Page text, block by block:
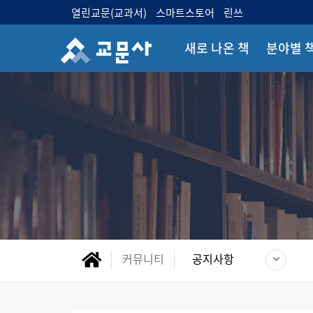
열린교문(교과서) 스마트스토어 린쓰
새로 나온 책 분야별
커뮤니티 공지사항